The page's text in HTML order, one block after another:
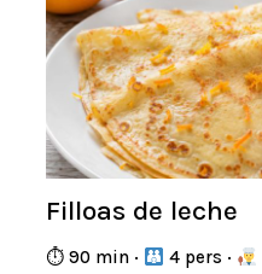
Filloas de leche
⏱ 90 min · 4 pers ·